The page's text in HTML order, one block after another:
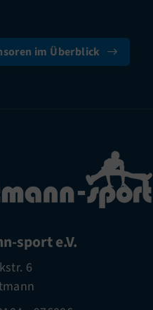
im Überblick
sport e.V.
6